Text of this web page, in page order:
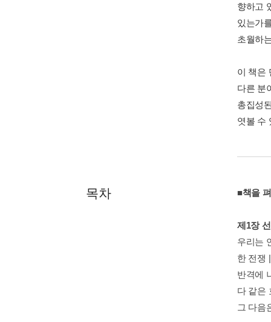
향하고
있는가
초월하
이 책은
다른 분
총집성
엿볼 수
목차 ■책을
제1장
우리는
한 전쟁
반격에
다 같은
그 다음